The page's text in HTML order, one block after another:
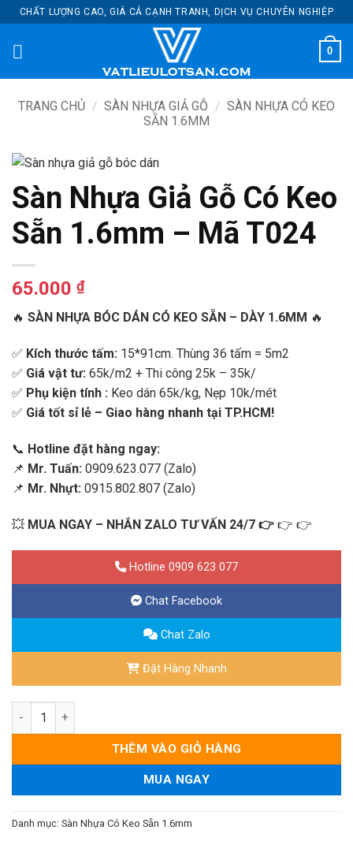
qua
nội
CHẤT LƯỢNG CAO, GIÁ CẢ CẠNH TRANH, DỊCH VỤ CHUYÊN NGHIỆP
0
TRANG CHỦ / SÀN NHỰA GIẢ GỖ / SÀN NHỰA CÓ KEO
SẴN 1.6MM
Sàn Nhựa Giả Gỗ Có Keo
Sẵn 1.6mm – Mã T024
65.000 ₫
🔥 SÀN NHỰA BÓC DÁN CÓ KEO SẴN – DÀY 1.6MM 🔥
✅ Kích thước tấm: 15*91cm. Thùng 36 tấm = 5m2
✅ Giá vật tư: 65k/m2 + Thi công 25k – 35k/
✅ Phụ kiện tính : Keo dán 65k/kg, Nẹp 10k/mét
✅ Giá tốt sỉ lẻ – Giao hàng nhanh tại TP.HCM!
📞 Hotline đặt hàng ngay:
📌 Mr. Tuấn: 0909.623.077 (Zalo)
📌 Mr. Nhựt: 0915.802.807 (Zalo)
💥 MUA NGAY – NHẮN ZALO TƯ VẤN 24/7 👉 👉 👉
Hotline 0909 623 077
Chat Facebook
Chat Zalo
Đặt Hàng Nhanh
Sàn Nhựa Giả Gỗ Có Keo Sẵn 1.6mm - Mã T024 số lượng
THÊM VÀO GIỎ HÀNG
MUA NGAY
Danh mục: Sàn Nhựa Có Keo Sẵn 1.6mm